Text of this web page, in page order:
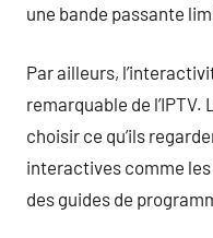
une bande passante
Par ailleurs,
remarquable de
choisir ce qu’ils
interactives comme
des guides de